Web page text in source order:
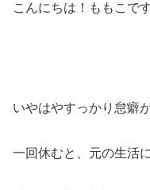
こんにちは！ももこです
いやはやすっかり怠癖
一回休むと、元の生活